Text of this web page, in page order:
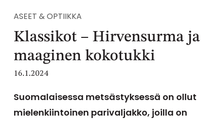
ASEET & OPTIIKKA
Klassikot – Hirvensurma ja
maaginen kokotukki
16.1.2024
Suomalaisessa metsästyksessä on ollut
mielenkiintoinen parivaljakko, joilla on